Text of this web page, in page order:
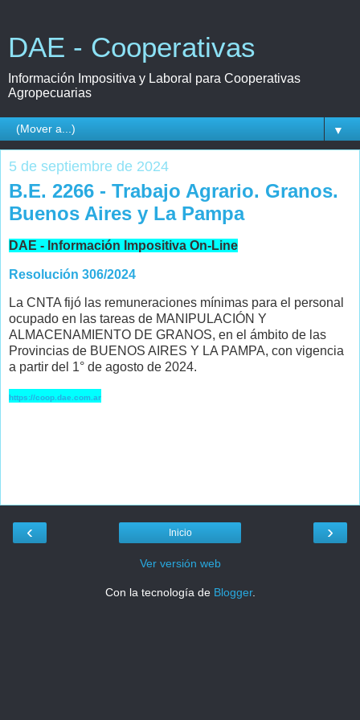
DAE - Cooperativas
Información Impositiva y Laboral para Cooperativas
Agropecuarias
▼
5 de septiembre de 2024
B.E. 2266 - Trabajo Agrario. Granos.
Buenos Aires y La Pampa
DAE - Información Impositiva On-Line
Resolución 306/2024
La CNTA fijó las remuneraciones mínimas para el personal
ocupado en las tareas de MANIPULACIÓN Y
ALMACENAMIENTO DE GRANOS, en el ámbito de las
Provincias de BUENOS AIRES Y LA PAMPA, con vigencia
a partir del 1° de agosto de 2024.
https://coop.dae.com.ar
‹ ›
Inicio
Ver versión web
Con la tecnología de Blogger.